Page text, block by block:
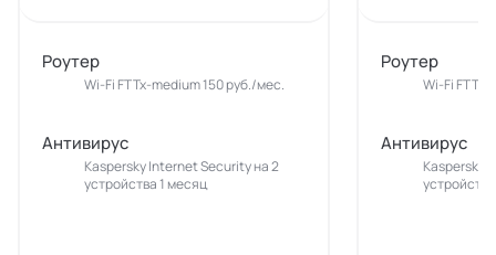
Роутер
Wi-Fi FTTx-medium 150 руб./мес.
Антивирус
Kaspersky Internet Security на 2
устройства 1 месяц
Роутер
Wi-Fi
Антивирус
Kaspersky